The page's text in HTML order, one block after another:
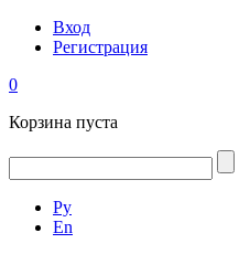
Вход
Регистрация
0
Корзина пуста
Ру
En